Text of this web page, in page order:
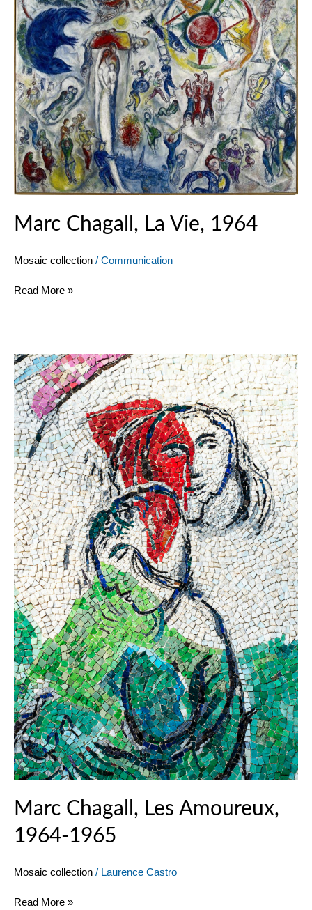
Marc Chagall, La Vie, 1964
Mosaic collection / Communication
Chagall,
La
Vie,
1964
Read More »
Marc Chagall, Les Amoureux,
1964-1965
Mosaic collection / Laurence Castro
Marc
Chagall,
Les
Amoureux,
1964-
1965
Read More »